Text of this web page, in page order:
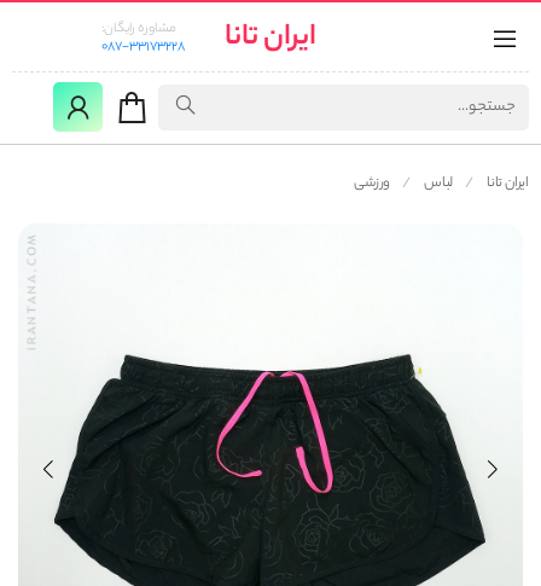
ایران تانا
مشاوره رایگان:
087-33173228
ایران تانا لباس ورزشی